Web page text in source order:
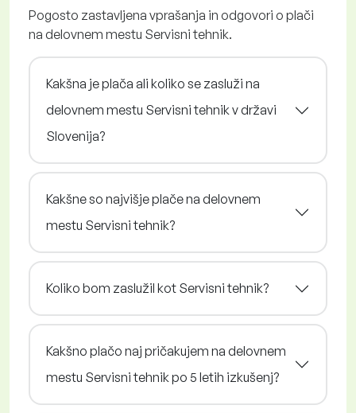
Pogosto zastavljena vprašanja in odgovori o plači
na delovnem mestu Servisni tehnik.
Kakšna je plača ali koliko se zasluži na
delovnem mestu Servisni tehnik v državi
Slovenija?
Kakšne so najvišje plače na delovnem
mestu Servisni tehnik?
Koliko bom zaslužil kot Servisni tehnik?
Kakšno plačo naj pričakujem na delovnem
mestu Servisni tehnik po 5 letih izkušenj?